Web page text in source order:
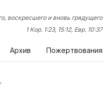
воскресшего и вновь грядущего
1 Кор. 1:23, 15:12, Евр. 10:37
Архив Пожертвования